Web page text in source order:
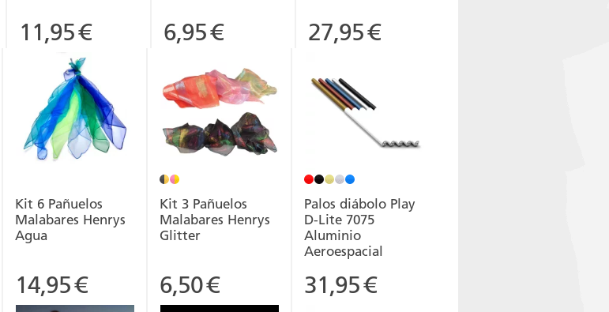
11,95€ 6,95€ 27,95€
Kit 6 Pañuelos
Malabares Henrys
Agua
14,95€
Kit 3 Pañuelos
Malabares Henrys
Glitter
6,50€
Palos diábolo Play
D-Lite 7075
Aluminio
Aeroespacial
31,95€